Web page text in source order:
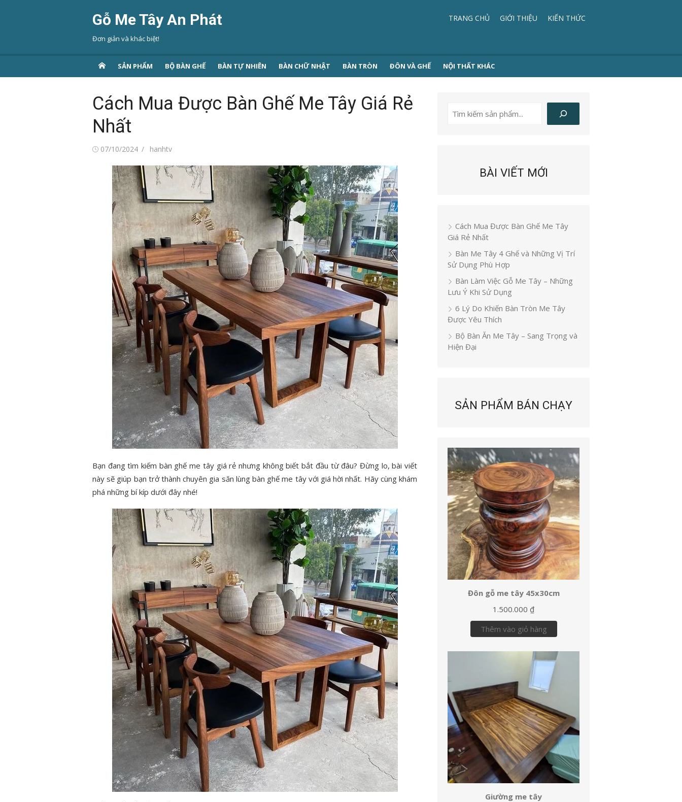
Gỗ Me Tây An Phát
Đơn giản và khác biệt!
TRANG CHỦ GIỚI THIỆU KIẾN THỨC
SẢN PHẨM BỘ BÀN GHẾ BÀN TỰ NHIÊN BÀN CHỮ NHẬT BÀN TRÒN ĐÔN VÀ GHẾ NỘI THẤT KHÁC
Cách Mua Được Bàn Ghế Me Tây Giá Rẻ
Nhất
Đăng07/10/2024
Tác
hanhtv
Bạn đang tìm kiếm bàn ghế me tây giá rẻ nhưng không biết bắt đầu từ đâu? Đừng lo, bài viết
này sẽ giúp bạn trở thành chuyên gia săn lùng bàn ghế me tây với giá hời nhất. Hãy cùng khám
phá những bí kíp dưới đây nhé!
Tìm
BÀI VIẾT MỚI
Cách Mua Được Bàn Ghế Me Tây
Giá Rẻ Nhất
Bàn Me Tây 4 Ghế và Những Vị Trí
Sử Dụng Phù Hợp
Bàn Làm Việc Gỗ Me Tây – Những
Lưu Ý Khi Sử Dụng
6 Lý Do Khiến Bàn Tròn Me Tây
Được Yêu Thích
Bộ Bàn Ăn Me Tây – Sang Trọng và
Hiện Đại
SẢN PHẨM BÁN CHẠY
Đôn gỗ me tây 45x30cm
1.500.000 ₫
Thêm vào giỏ hàng
Giường me tây